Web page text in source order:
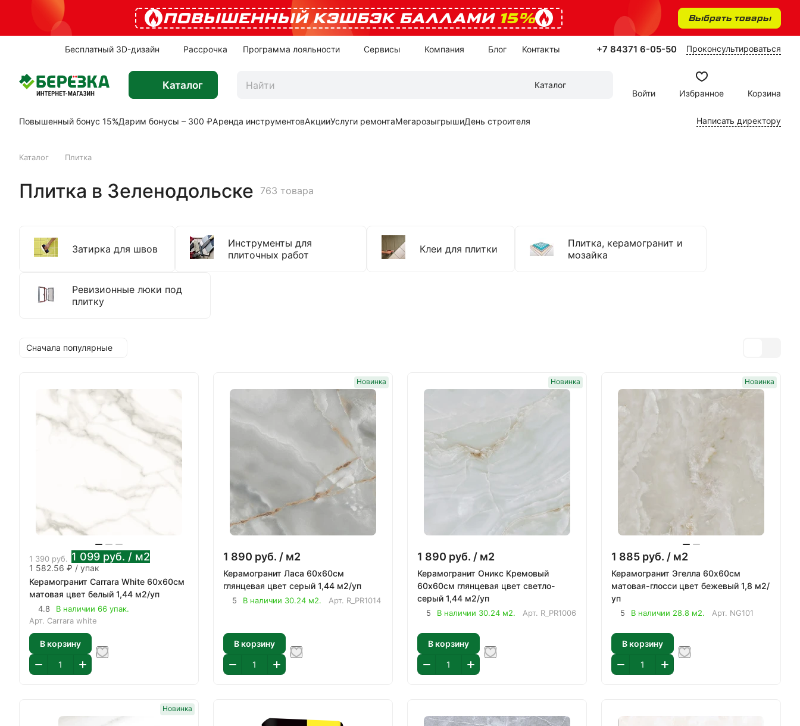
ПОВЫШЕННЫЙ КЭШБЭК БАЛЛАМИ 15% Выбрать товары
Бесплатный 3D-дизайн Рассрочка Программа лояльности Сервисы Компания Блог Контакты +7 84371 6-05-50 Проконсультироваться
Каталог
Каталог
Войти
Избранное Корзина
Повышенный бонус 15%Дарим бонусы – 300 ₽Аренда инструментовАкцииУслуги ремонтаМегарозыгрышиДень строителя Написать директору
Каталог Плитка
Плитка в Зеленодольске 763 товара
Затирка для швов
Инструменты для
плиточных работ
Клеи для плитки
Плитка, керамогранит и
мозайка
Ревизионные люки под
плитку
Сначала популярные
1 390 руб. 1 099 руб. / м2
1 582.56 ₽ / упак
Керамогранит Carrara White 60х60см
матовая цвет белый 1,44 м2/уп
4.8
В наличии 66 упак.
Арт. Carrara white
В корзину
Новинка
1 890 руб. / м2
Керамогранит Ласа 60х60см
глянцевая цвет серый 1,44 м2/уп
5 В наличии 30.24 м2. Арт. R_PR1014
В корзину
Новинка
1 890 руб. / м2
Керамогранит Оникс Кремовый
60х60см глянцевая цвет светло-
серый 1,44 м2/уп
5 В наличии 30.24 м2. Арт. R_PR1006
В корзину
Новинка
1 885 руб. / м2
Керамогранит Эгелла 60х60см
матовая-глосси цвет бежевый 1,8 м2/
уп
5 В наличии 28.8 м2. Арт. NG101
В корзину
Новинка